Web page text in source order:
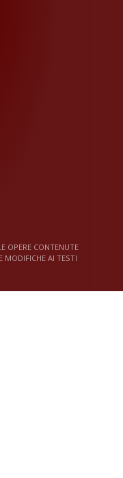
OPERE CONTENUTE
MODIFICHE AI TESTI